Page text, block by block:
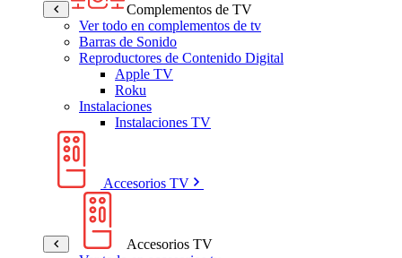
Complementos de TV
Ver todo en complementos de tv
Barras de Sonido
Reproductores de Contenido Digital
Apple TV
Roku
Instalaciones
Instalaciones TV
Accesorios TV
Accesorios TV